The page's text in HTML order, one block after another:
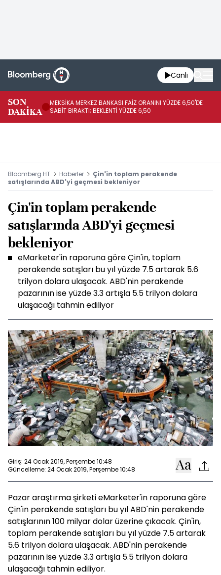
Canlı
SON
DAKİKA
MEKSİKA MERKEZ BANKASI FAİZ ORANINI YÜZDE 6,50'DE
SABİT BIRAKTI; BEKLENTİ YÜZDE 6,50
Bloomberg HT Haberler
Çin'in toplam perakende
satışlarında ABD'yi geçmesi bekleniyor
Çin'in toplam perakende
satışlarında ABD'yi geçmesi
bekleniyor
eMarketer'in raporuna göre Çin'in, toplam
perakende satışları bu yıl yüzde 7.5 artarak 5.6
trilyon dolara ulaşacak. ABD'nin perakende
pazarının ise yüzde 3.3 artışla 5.5 trilyon dolara
ulaşacağı tahmin ediliyor
Giriş: 24 Ocak 2019, Perşembe 10:48
Güncelleme: 24 Ocak 2019, Perşembe 10:48
Pazar araştırma şirketi eMarketer'in raporuna göre
Çin'in perakende satışları bu yıl ABD'nin perakende
satışlarının 100 milyar dolar üzerine çıkacak. Çin'in,
toplam perakende satışları bu yıl yüzde 7.5 artarak
5.6 trilyon dolara ulaşacak. ABD'nin perakende
pazarının ise yüzde 3.3 artışla 5.5 trilyon dolara
ulaşacağı tahmin ediliyor.